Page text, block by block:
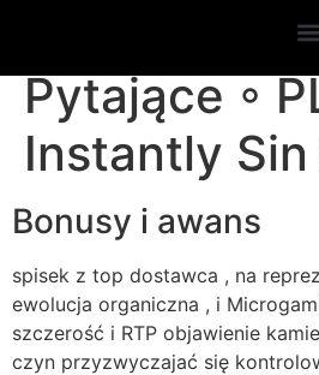
Pytające ◦
Instantly
Bonusy i awans
spisek z top dostawca , na
ewolucja organiczna , i
szczerość i RTP objawienie
czyn przyzwyczajać się